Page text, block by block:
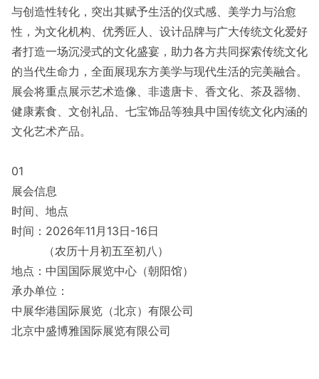
与创造性转化，突出其赋予生活的仪式感、美学力与治愈
性，为文化机构、优秀匠人、设计品牌与广大传统文化爱好
者打造一场沉浸式的文化盛宴，助力各方共同探索传统文化
的当代生命力，全面展现东方美学与现代生活的完美融合。
展会将重点展示艺术造像、非遗唐卡、香文化、茶及器物、
健康素食、文创礼品、七宝饰品等独具中国传统文化内涵的
文化艺术产品。
01
展会信息
时间、地点
时间：2026年11月13日-16日
（农历十月初五至初八）
地点：中国国际展览中心（朝阳馆）
承办单位：
中展华港国际展览（北京）有限公司
北京中盛博雅国际展览有限公司